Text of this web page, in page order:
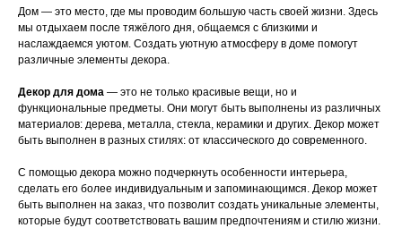
Дом — это место, где мы проводим большую часть своей жизни. Здесь
мы отдыхаем после тяжёлого дня, общаемся с близкими и
наслаждаемся уютом. Создать уютную атмосферу в доме помогут
различные элементы декора.
Декор для дома — это не только красивые вещи, но и
функциональные предметы. Они могут быть выполнены из различных
материалов: дерева, металла, стекла, керамики и других. Декор может
быть выполнен в разных стилях: от классического до современного.
С помощью декора можно подчеркнуть особенности интерьера,
сделать его более индивидуальным и запоминающимся. Декор может
быть выполнен на заказ, что позволит создать уникальные элементы,
которые будут соответствовать вашим предпочтениям и стилю жизни.